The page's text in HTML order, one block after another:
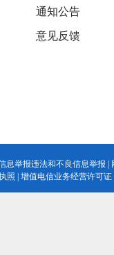
通知公告
意见反馈
息举报违法和不良信息举报
照
增值电信业务经营许可证